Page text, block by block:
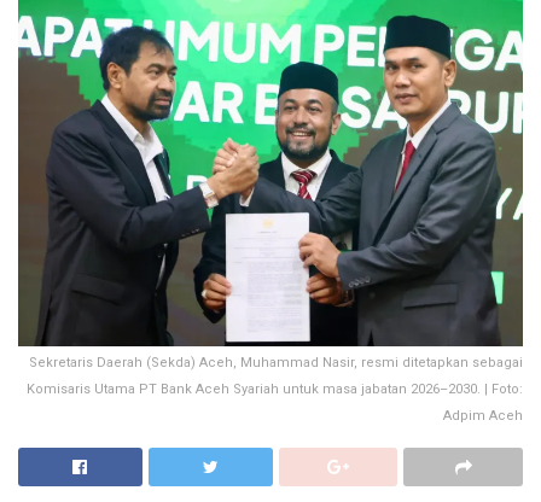
Sekretaris Daerah (Sekda) Aceh, Muhammad Nasir, resmi ditetapkan sebagai
Komisaris Utama PT Bank Aceh Syariah untuk masa jabatan 2026–2030. | Foto:
Adpim Aceh